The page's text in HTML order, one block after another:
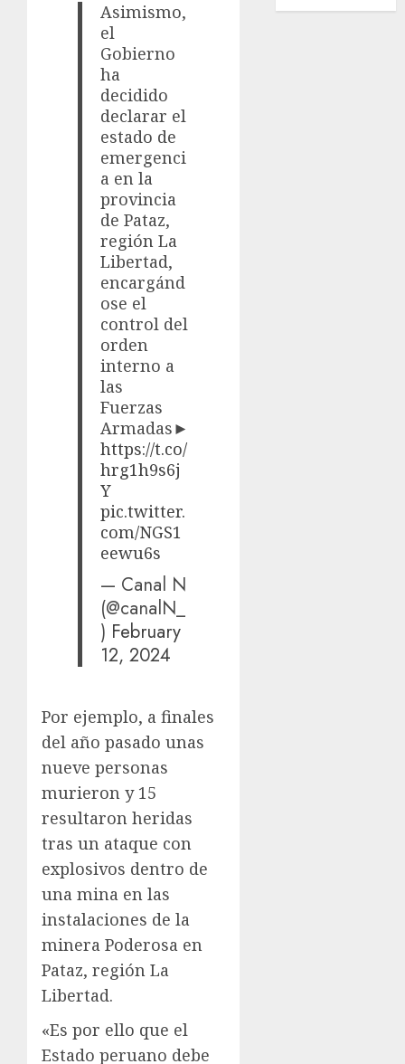
Asimismo,
el
Gobierno
ha
decidido
declarar el
estado de
emergenci
a en la
provincia
de Pataz,
región La
Libertad,
encargánd
ose el
control del
orden
interno a
las
Fuerzas
Armadas►
https://t.co/
hrg1h9s6j
Y
pic.twitter.
com/NGS1
eewu6s
— Canal N
(@canalN_
) February
12, 2024
Por ejemplo, a finales
del año pasado unas
nueve personas
murieron y 15
resultaron heridas
tras un ataque con
explosivos dentro de
una mina en las
instalaciones de la
minera Poderosa en
Pataz, región La
Libertad.
«Es por ello que el
Estado peruano debe